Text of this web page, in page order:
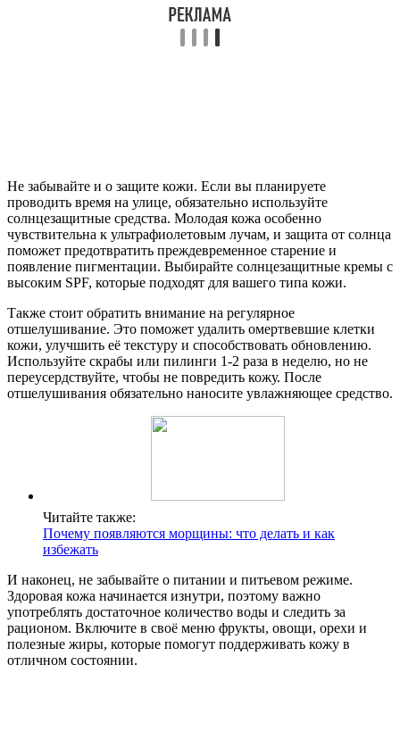
Не забывайте и о защите кожи. Если вы планируете
проводить время на улице, обязательно используйте
солнцезащитные средства. Молодая кожа особенно
чувствительна к ультрафиолетовым лучам, и защита от солнца
поможет предотвратить преждевременное старение и
появление пигментации. Выбирайте солнцезащитные кремы с
высоким SPF, которые подходят для вашего типа кожи.
Также стоит обратить внимание на регулярное
отшелушивание. Это поможет удалить омертвевшие клетки
кожи, улучшить её текстуру и способствовать обновлению.
Используйте скрабы или пилинги 1-2 раза в неделю, но не
переусердствуйте, чтобы не повредить кожу. После
отшелушивания обязательно наносите увлажняющее средство.
Читайте также:
Почему появляются морщины: что делать и как
избежать
И наконец, не забывайте о питании и питьевом режиме.
Здоровая кожа начинается изнутри, поэтому важно
употреблять достаточное количество воды и следить за
рационом. Включите в своё меню фрукты, овощи, орехи и
полезные жиры, которые помогут поддерживать кожу в
отличном состоянии.